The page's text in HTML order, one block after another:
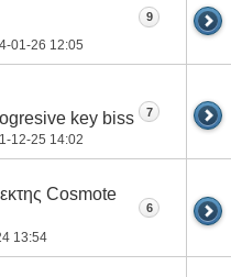
01-26 12:05
9
key biss
12-25 14:02
7
Cosmote
13:54
6